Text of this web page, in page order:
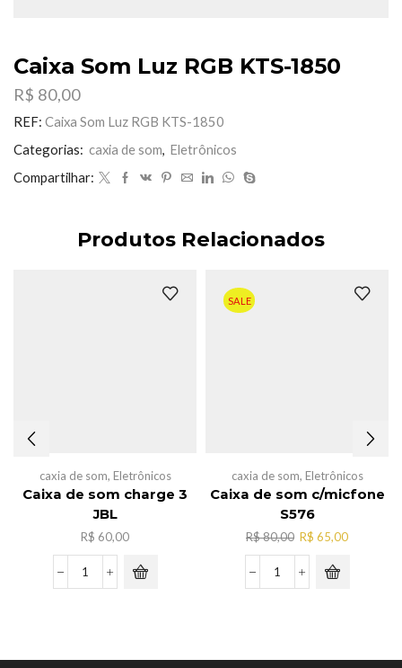
Caixa Som Luz RGB KTS-1850
R$ 80,00
REF: Caixa Som Luz RGB KTS-1850
Categorias: caxia de som, Eletrônicos
Compartilhar:
Produtos Relacionados
caxia de som, Eletrônicos
Caixa de som charge 3
JBL
R$ 60,00
Caixa
JBL
SALE
caxia de som, Eletrônicos
Caixa de som c/micfone
S576
R$80,00 O
preço
original
era:
R$ 65,00O
Caixa
quantidade